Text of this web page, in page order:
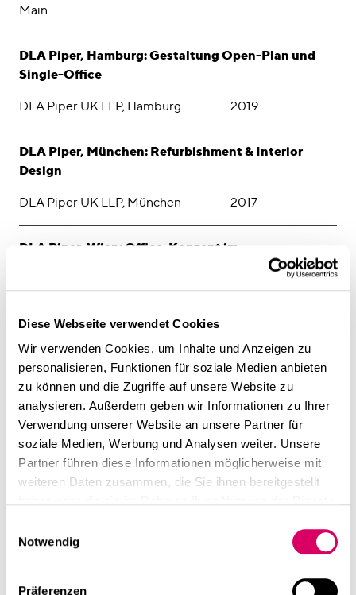
Diese Webseite verwendet Cookies
Wir verwenden Cookies, um Inhalte und Anzeigen zu
personalisieren, Funktionen für soziale Medien anbieten
zu können und die Zugriffe auf unsere Website zu
analysieren. Außerdem geben wir Informationen zu Ihrer
Verwendung unserer Website an unsere Partner für
soziale Medien, Werbung und Analysen weiter. Unsere
Partner führen diese Informationen möglicherweise mit
weiteren Daten zusammen, die Sie ihnen bereitgestellt
Notwendig
Präferenzen
Main
DLA Piper, Hamburg: Gestaltung Open-Plan und
Single-Office
DLA Piper UK LLP, Hamburg 2019
DLA Piper, München: Refurbishment & Interior
Design
DLA Piper UK LLP, München 2017
DLA Piper, Wien: Office-Konzept im
DLL (De Lage Landen Leasing GmbH), Düsseldorf:
Raumkonzept & Design
De Lage Landen Leasing GmbH
(DLL), Düsseldorf
2025
DOMA Collective, München: Urban Flow –
Machbarkeitsstudie